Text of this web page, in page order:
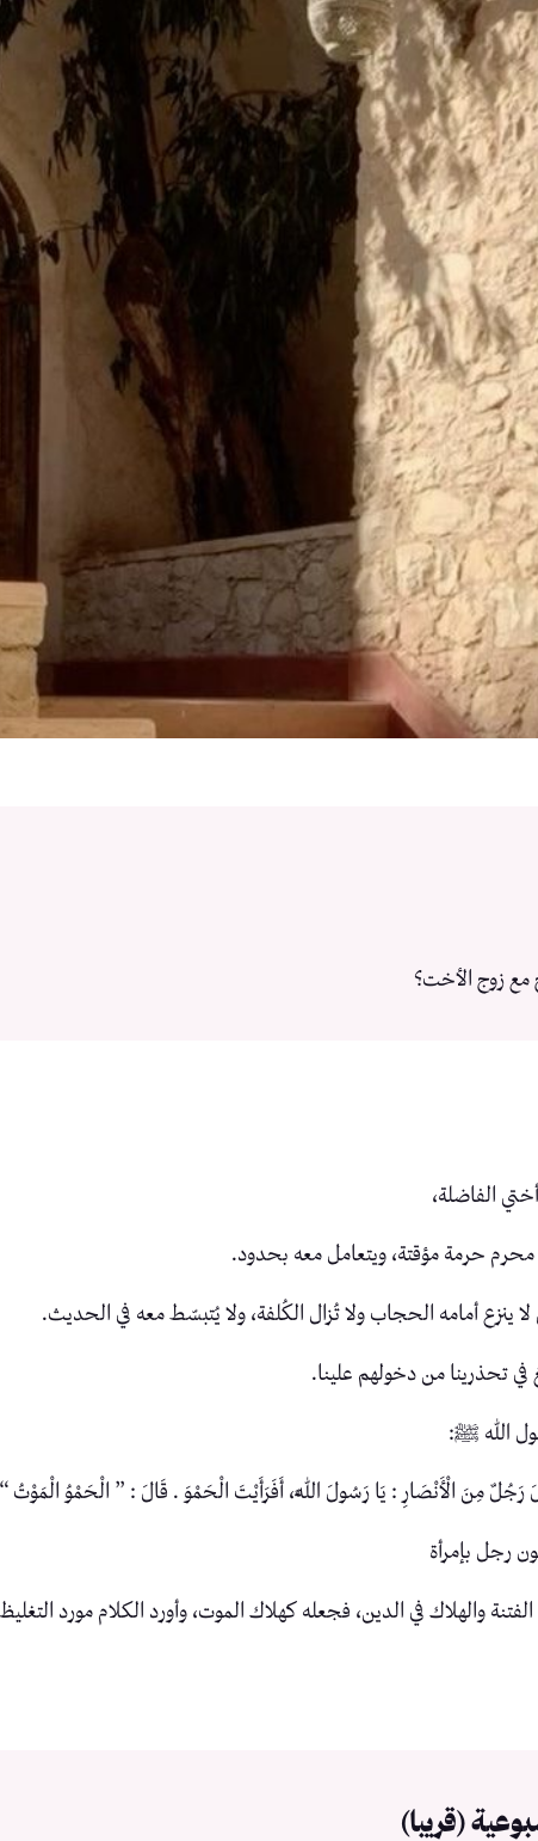
مع زوج الأخت؟
الفاضلة،
حرمة مؤقتة، ويتعامل معه بحدود.
لا ينزع أمامه الحجاب ولا تُزال الكُلفة، ولا يُتبسّط معه في الحديث.
تحذرينا من دخولهم علينا.
الله ﷺ:
رَجُلٌ مِنَ الْأَنْصَارِ : يَا رَسُولَ اللَّهِ، أَفَرَأَيْتَ الْحَمْوَ . قَالَ : ” الْحَمْوُ
رجل بإمرأة
والهلاك في الدين، فجعله كهلاك الموت، وأورد الكلام مورد
(قريبا)